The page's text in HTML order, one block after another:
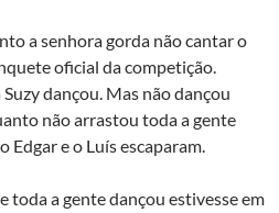
a senhora gorda não cantar o
oficial da competição.
dançou. Mas não dançou
não arrastou toda a gente
Edgar e o Luís escaparam.
toda a gente dançou estivesse em